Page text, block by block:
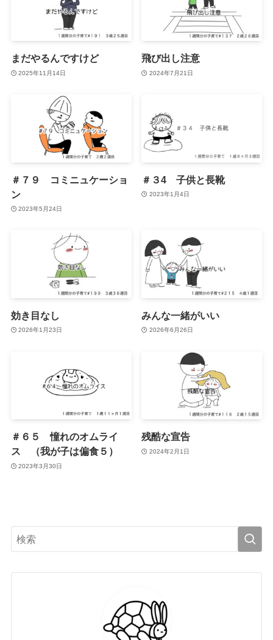
まだやるんですけど
2025年11月14日
飛び出し注意
2024年7月21日
＃７９ コミニュケーショ
ン
2023年5月24日
＃３4 子供と長靴
2023年1月4日
効き目なし
2026年1月23日
みんな一緒がいい
2026年6月26日
＃６５ 憧れのオムライ
ス （我が子は偏食５）
2023年3月30日
残酷な宣告
2024年2月1日